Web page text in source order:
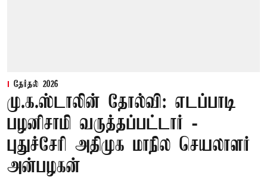
தேர்தல் 2026
மு.க.ஸ்டாலின் தோல்வி: எடப்பாடி
பழனிசாமி வருத்தப்பட்டார் -
புதுச்சேரி அதிமுக மாநில செயலாளர்
அன்பழகன்